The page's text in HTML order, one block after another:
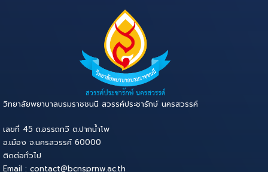
วิทยาลัยพยาบาลบรมราชชนนี สวรรค์ประชารักษ์ นครสวรรค์
เลขที่ 45 ถ.อรรถกวี ต.ปากน้ำโพ
อ.เมือง จ.นครสวรรค์ 60000
ติดต่อทั่วไป
Email : contact@bcnsprnw.ac.th